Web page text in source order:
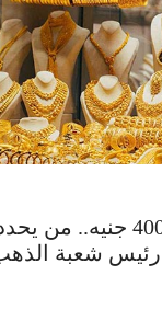
بعد اقتراب الجرام من 4000 جنيه.. من
شعبة
الرئيسية مصر
في ذكرى رحيله..
قانوني دافع عن
للحرية (بروفايل)
26 يناير، 2026